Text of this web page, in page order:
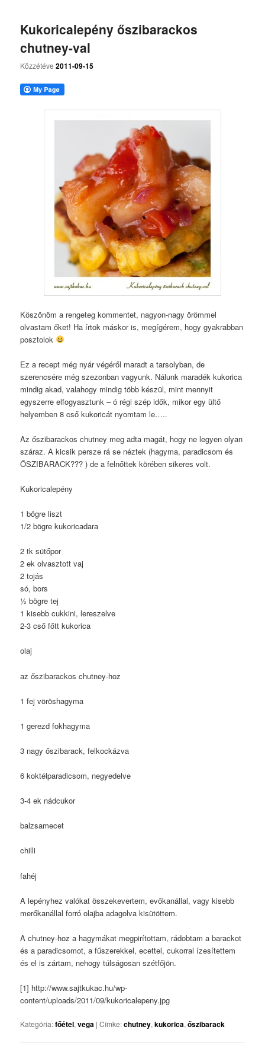
Kukoricalepény őszibarackos
chutney-val
Közzétéve2011-09-15
Köszönöm a rengeteg kommentet, nagyon-nagy örömmel
olvastam őket! Ha írtok máskor is, megígérem, hogy gyakrabban
posztolok
Ez a recept még nyár végéről maradt a tarsolyban, de
szerencsére még szezonban vagyunk. Nálunk maradék kukorica
mindig akad, valahogy mindig több készül, mint mennyit
egyszerre elfogyasztunk – ó régi szép idők, mikor egy ültő
helyemben 8 cső kukoricát nyomtam le…..
Az őszibarackos chutney meg adta magát, hogy ne legyen olyan
száraz. A kicsik persze rá se néztek (hagyma, paradicsom és
ŐSZIBARACK??? ) de a felnőttek körében sikeres volt.
Kukoricalepény
1 bögre liszt
1/2 bögre kukoricadara
2 tk sütőpor
2 ek olvasztott vaj
2 tojás
só, bors
1⁄2 bögre tej
1 kisebb cukkini, lereszelve
2-3 cső főtt kukorica
olaj
az őszibarackos chutney-hoz
1 fej vöröshagyma
1 gerezd fokhagyma
3 nagy őszibarack, felkockázva
6 koktélparadicsom, negyedelve
3-4 ek nádcukor
balzsamecet
chilli
fahéj
A lepényhez valókat összekevertem, evőkanállal, vagy kisebb
merőkanállal forró olajba adagolva kisütöttem.
A chutney-hoz a hagymákat megpirítottam, rádobtam a barackot
és a paradicsomot, a fűszerekkel, ecettel, cukorral ízesítettem
és el is zártam, nehogy túlságosan szétfőjön.
[1] http://www.sajtkukac.hu/wp-
content/uploads/2011/09/kukoricalepeny.jpg
Kategória:főétel,vega |Címke:chutney,kukorica,őszibarack